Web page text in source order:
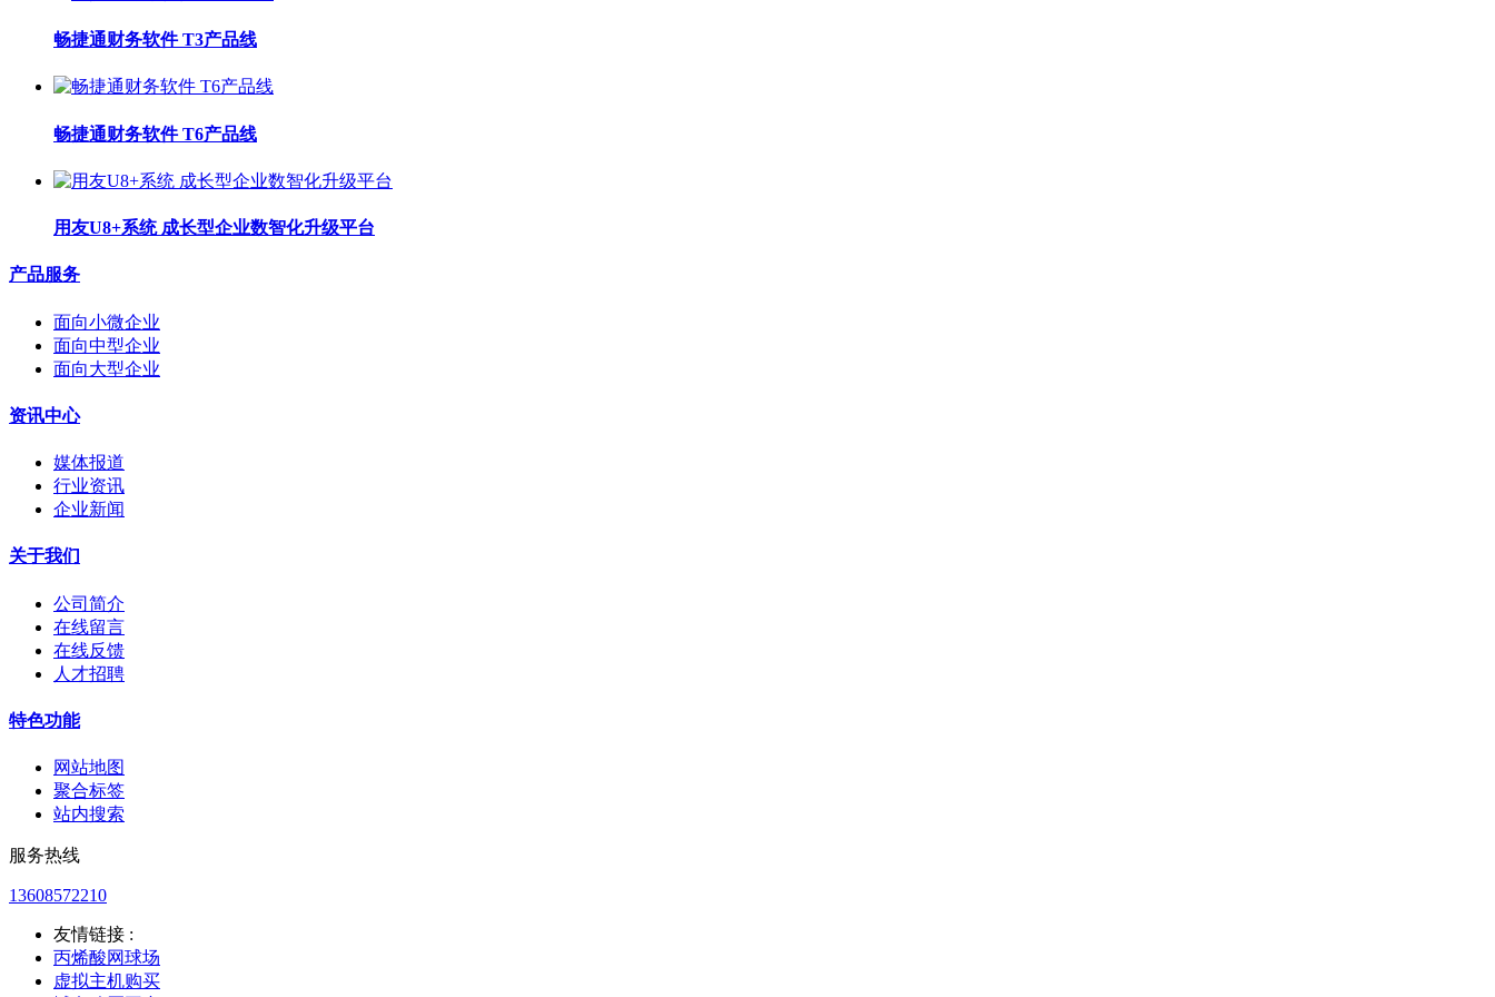
畅捷通财务软件 T3产品线
畅捷通财务软件 T6产品线
用友U8+系统 成长型企业数智化升级平台
产品服务
面向小微企业
面向中型企业
面向大型企业
资讯中心
媒体报道
行业资讯
企业新闻
关于我们
公司简介
在线留言
在线反馈
人才招聘
特色功能
网站地图
聚合标签
站内搜索
服务热线
13608572210
友情链接 :
丙烯酸网球场
虚拟主机购买